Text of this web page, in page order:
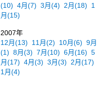
(10) 4月(7) 3月(4) 2月(18)
1
月(15)
2007年
12月(13) 11月(2) 10月(6) 9月
(1) 8月(3) 7月(10) 6月(16) 5
月(17) 4月(3) 3月(3) 2月(17)
1月(4)